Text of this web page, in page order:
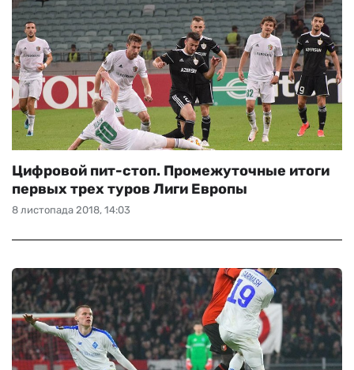
8 листопада 2018, 14:03
Цифровой пит-стоп. Промежуточные итоги
первых трех туров Лиги Европы